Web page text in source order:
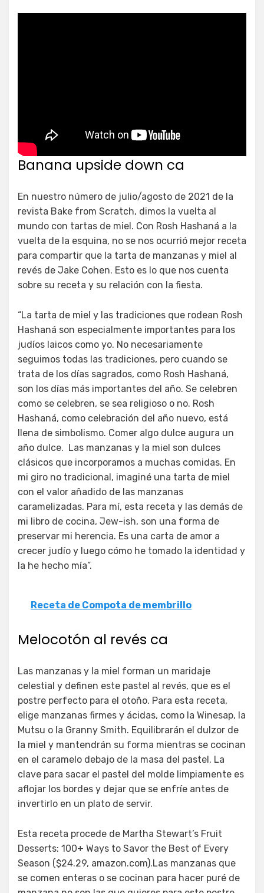
Banana upside down ca
En nuestro número de julio/agosto de 2021 de la
revista Bake from Scratch, dimos la vuelta al
mundo con tartas de miel. Con Rosh Hashaná a la
vuelta de la esquina, no se nos ocurrió mejor receta
para compartir que la tarta de manzanas y miel al
revés de Jake Cohen. Esto es lo que nos cuenta
sobre su receta y su relación con la fiesta.
“La tarta de miel y las tradiciones que rodean Rosh
Hashaná son especialmente importantes para los
judíos laicos como yo. No necesariamente
seguimos todas las tradiciones, pero cuando se
trata de los días sagrados, como Rosh Hashaná,
son los días más importantes del año. Se celebren
como se celebren, se sea religioso o no. Rosh
Hashaná, como celebración del año nuevo, está
llena de simbolismo. Comer algo dulce augura un
año dulce. Las manzanas y la miel son dulces
clásicos que incorporamos a muchas comidas. En
mi giro no tradicional, imaginé una tarta de miel
con el valor añadido de las manzanas
caramelizadas. Para mí, esta receta y las demás de
mi libro de cocina, Jew-ish, son una forma de
preservar mi herencia. Es una carta de amor a
crecer judío y luego cómo he tomado la identidad y
la he hecho mía”.
Receta de Compota de membrillo
Melocotón al revés ca
Las manzanas y la miel forman un maridaje
celestial y definen este pastel al revés, que es el
postre perfecto para el otoño. Para esta receta,
elige manzanas firmes y ácidas, como la Winesap, la
Mutsu o la Granny Smith. Equilibrarán el dulzor de
la miel y mantendrán su forma mientras se cocinan
en el caramelo debajo de la masa del pastel. La
clave para sacar el pastel del molde limpiamente es
aflojar los bordes y dejar que se enfríe antes de
invertirlo en un plato de servir.
Esta receta procede de Martha Stewart’s Fruit
Desserts: 100+ Ways to Savor the Best of Every
Season ($24.29, amazon.com).Las manzanas que
se comen enteras o se cocinan para hacer puré de